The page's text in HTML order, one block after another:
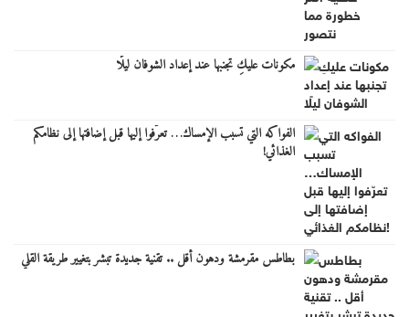
مكونات عليكِ تجنبها عند إعداد الشوفان ليلًا
الفواكه التي تسبب الإمساك… تعرّفوا إليها قبل إضافتها إلى نظامكم
الغذائي!
بطاطس مقرمشة ودهون أقل .. تقنية جديدة تبشر بتغيير طريقة القلي